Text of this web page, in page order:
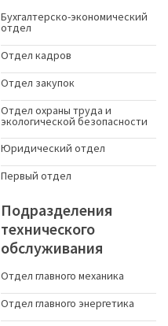
Бухгалтерско-экономический
отдел
Отдел кадров
Отдел закупок
Отдел охраны труда и
экологической безопасности
Юридический отдел
Первый отдел
Подразделения
технического
обслуживания
Отдел главного механика
Отдел главного энергетика